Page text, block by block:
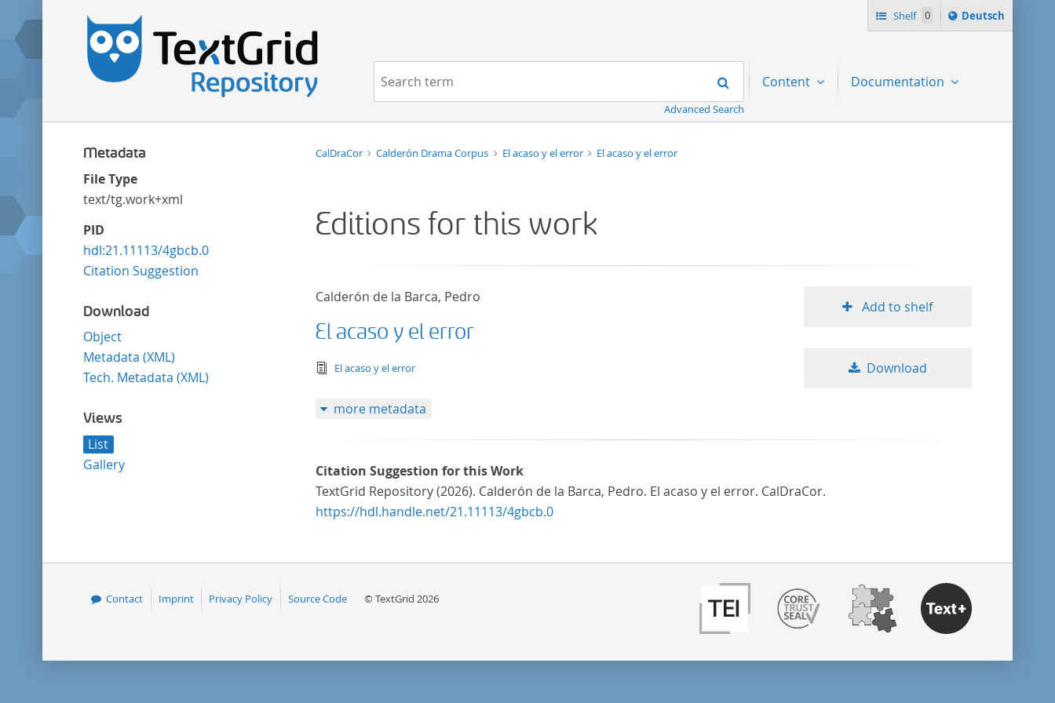
Shelf 0
Sprache
ï¿½ndern
Deutsch
Navigation Search
Advanced Search
Content Documentation
Metadata
File Type
text/tg.work+xml
PID
hdl:21.11113/4gbcb.0
Citation Suggestion
Download
Object
Metadata (XML)
Tech. Metadata (XML)
Views
List
Gallery
CalDraCor Calderón Drama Corpus El acaso y el error El acaso y el error
Editions for this work
Calderón de la Barca, Pedro
El acaso y el error
text/tg.edition+tg.aggregation+xml
El acaso y el error
Add to shelf
Download
more metadata
Citation Suggestion for this Work
TextGrid Repository (2026). Calderón de la Barca, Pedro. El acaso y el error. CalDraCor.
https://hdl.handle.net/21.11113/4gbcb.0
Contact Imprint Privacy Policy Source Code © TextGrid 2026